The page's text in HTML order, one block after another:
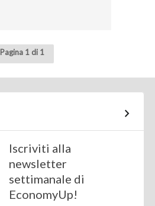
Pagina 1 di 1
Iscriviti alla
newsletter
settimanale di
EconomyUp!